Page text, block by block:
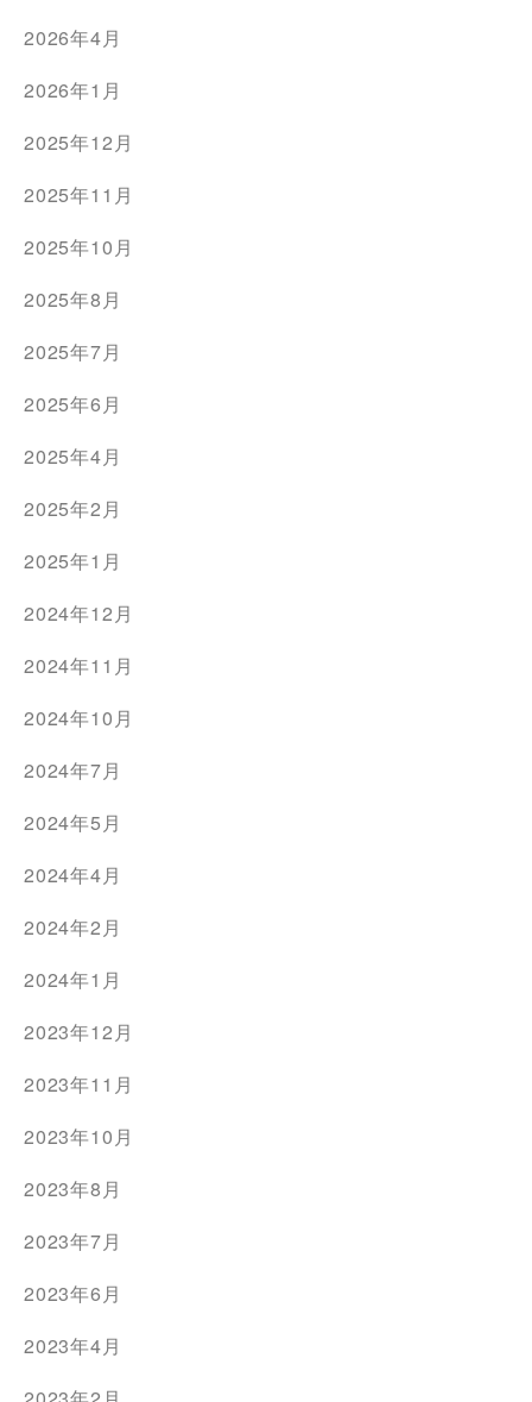
2026年4月
2026年1月
2025年12月
2025年11月
2025年10月
2025年8月
2025年7月
2025年6月
2025年4月
2025年2月
2025年1月
2024年12月
2024年11月
2024年10月
2024年7月
2024年5月
2024年4月
2024年2月
2024年1月
2023年12月
2023年11月
2023年10月
2023年8月
2023年7月
2023年6月
2023年4月